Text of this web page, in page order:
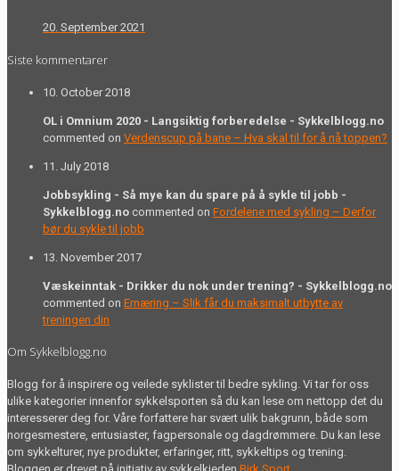
20. September 2021
Siste kommentarer
10. October 2018
OL i Omnium 2020 - Langsiktig forberedelse - Sykkelblogg.no
commented on Verdenscup på bane – Hva skal til for å nå toppen?
11. July 2018
Jobbsykling - Så mye kan du spare på å sykle til jobb -
Sykkelblogg.no commented on Fordelene med sykling – Derfor
bør du sykle til jobb
13. November 2017
Væskeinntak - Drikker du nok under trening? - Sykkelblogg.no
commented on Ernæring – Slik får du maksimalt utbytte av
treningen din
Om Sykkelblogg.no
Blogg for å inspirere og veilede syklister til bedre sykling. Vi tar for oss
ulike kategorier innenfor sykkelsporten så du kan lese om nettopp det du
interesserer deg for. Våre forfattere har svært ulik bakgrunn, både som
norgesmestere, entusiaster, fagpersonale og dagdrømmere. Du kan lese
om sykkelturer, nye produkter, erfaringer, ritt, sykkeltips og trening.